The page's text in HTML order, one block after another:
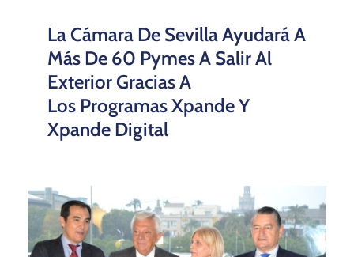
La Cámara De Sevilla Ayudará A
Más De 60 Pymes A Salir Al
Exterior Gracias A
Los Programas Xpande Y
Xpande Digital